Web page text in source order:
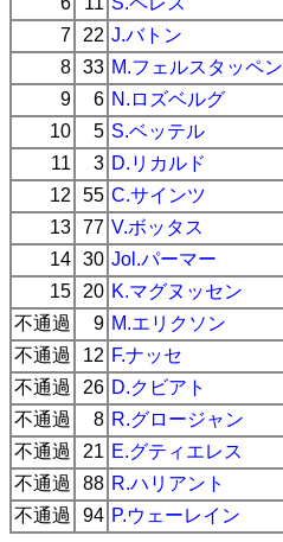
7
22 J.バトン
8 33 M.フェルスタッペン
9
6 N.ロズベルグ
10
5 S.ベッテル
11
3 D.リカルド
12
55 C.サインツ
13 77 V.ボッタス
14 30 Jol.パーマー
15
20 K.マグヌッセン
不通過
9 M.エリクソン
不通過
12 F.ナッセ
不通過
26 D.クビアト
不通過
8 R.グロージャン
不通過
21 E.グティエレス
不通過
88 R.ハリアント
不通過
94 P.ウェーレイン